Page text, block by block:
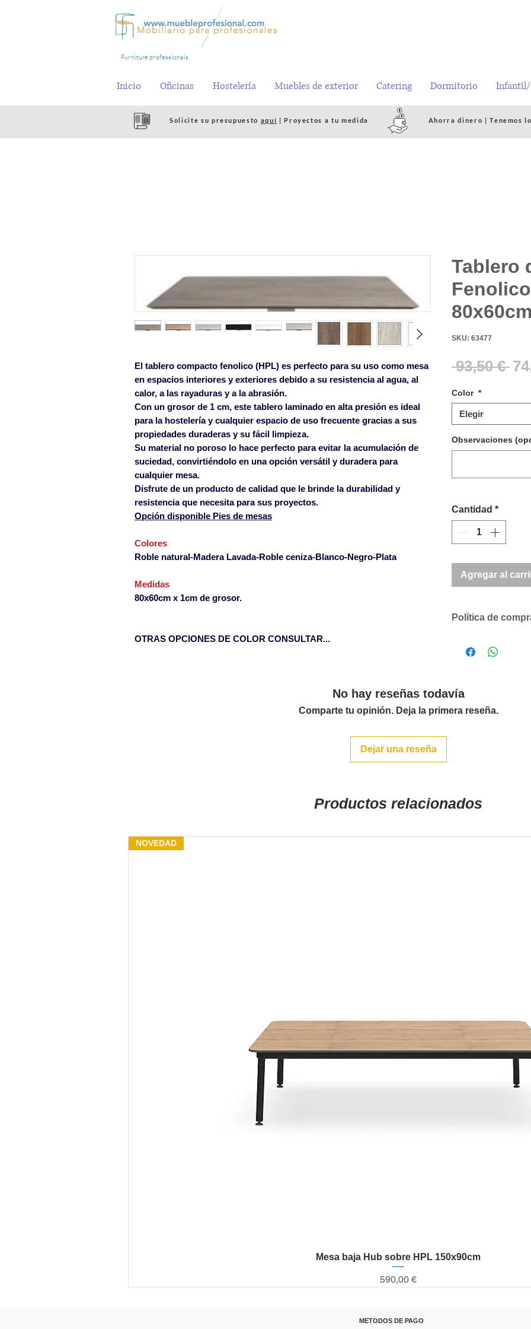
Furniture professionals
Inicio Oficinas Hostelería Muebles de exterior Catering Dormitorio Infantil/
Solicite su presupuesto aquí | Proyectos a tu medida Ahorra dinero | Tenemos
El tablero compacto fenolico (HPL) es perfecto para su uso como mesa
en espacios interiores y exteriores debido a su resistencia al agua, al
calor, a las rayaduras y a la abrasión.
Con un grosor de 1 cm, este tablero laminado en alta presión es ideal
para la hostelería y cualquier espacio de uso frecuente gracias a sus
propiedades duraderas y su fácil limpieza.
Su material no poroso lo hace perfecto para evitar la acumulación de
suciedad, convirtiéndolo en una opción versátil y duradera para
cualquier mesa.
Disfrute de un producto de calidad que le brinde la durabilidad y
resistencia que necesita para sus proyectos.
Opción disponible Pies de mesas
Colores
Roble natural-Madera Lavada-Roble ceniza-Blanco-Negro-Plata
Medidas
80x60cm x 1cm de grosor.
OTRAS OPCIONES DE COLOR CONSULTAR...
Tablero
80x60cm
SKU: 63477
93,50 €
Color *
Elegir
Observaciones
Cantidad *
Agregar al
Política de
según volumen
SOLO
CANTIDADES
pagados a partir
Islas Canarias
solamente serán
No hay reseñas todavía
Comparte tu opinión. Deja la primera reseña.
Dejar una reseña
Productos relacionados
Vista rápida
NOVEDAD
Mesa baja Hub sobre HPL 150x90cm
Precio
590,00 €
METODOS DE PAGO